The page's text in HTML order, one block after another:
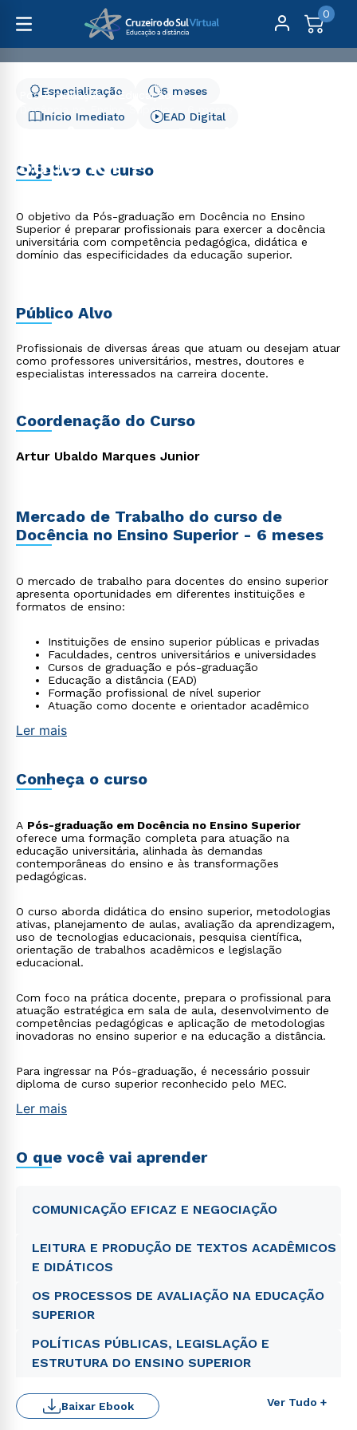
0
Pós-Graduação
Educação
Docência no Ensino Superior - 6 meses
Superior - 6 meses
Início Imediato
6 meses
Especialização
EAD Digital
Objetivo do curso
O objetivo da Pós-graduação em Docência no Ensino
Superior é preparar profissionais para exercer a docência
universitária com competência pedagógica, didática e
domínio das especificidades da educação superior.
Público Alvo
Profissionais de diversas áreas que atuam ou desejam atuar
como professores universitários, mestres, doutores e
especialistas interessados na carreira docente.
Coordenação do Curso
Artur Ubaldo Marques Junior
Mercado de Trabalho do curso de
Docência no Ensino Superior - 6 meses
O mercado de trabalho para docentes do ensino superior
apresenta oportunidades em diferentes instituições e
formatos de ensino:
Instituições de ensino superior públicas e privadas
Faculdades, centros universitários e universidades
Cursos de graduação e pós-graduação
Educação a distância (EAD)
Formação profissional de nível superior
Atuação como docente e orientador acadêmico
Ler mais
Conheça o curso
A Pós-graduação em Docência no Ensino Superior
oferece uma formação completa para atuação na
educação universitária, alinhada às demandas
contemporâneas do ensino e às transformações
pedagógicas.
O curso aborda didática do ensino superior, metodologias
ativas, planejamento de aulas, avaliação da aprendizagem,
uso de tecnologias educacionais, pesquisa científica,
orientação de trabalhos acadêmicos e legislação
educacional.
Com foco na prática docente, prepara o profissional para
atuação estratégica em sala de aula, desenvolvimento de
competências pedagógicas e aplicação de metodologias
inovadoras no ensino superior e na educação a distância.
Para ingressar na Pós-graduação, é necessário possuir
diploma de curso superior reconhecido pelo MEC.
Ler mais
O que você vai aprender
COMUNICAÇÃO EFICAZ E NEGOCIAÇÃO
LEITURA E PRODUÇÃO DE TEXTOS ACADÊMICOS
E DIDÁTICOS
OS PROCESSOS DE AVALIAÇÃO NA EDUCAÇÃO
SUPERIOR
POLÍTICAS PÚBLICAS, LEGISLAÇÃO E
ESTRUTURA DO ENSINO SUPERIOR
Ver Tudo +
Baixar Ebook